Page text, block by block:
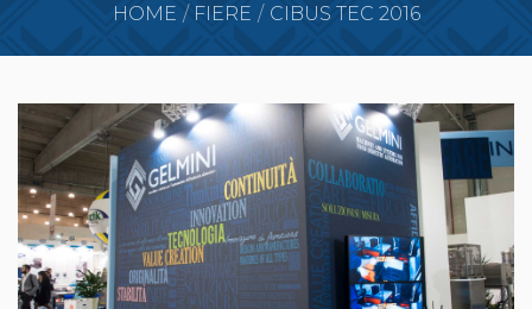
HOME FIERE CIBUS TEC 2016